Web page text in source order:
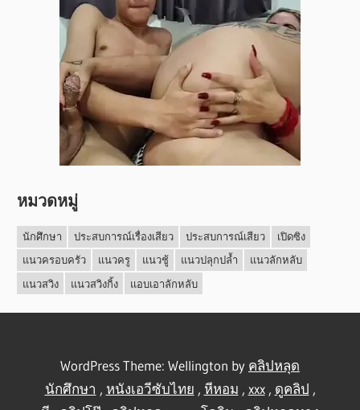
หมวดหมู่
นักศึกษา ประสบการณ์เรื่องเสียว ประสบการณ์เสียว
เปิดซิง
แนวครอบครัว
แนวครู แนวชู้ แนวปลุกปล้ำ
แนวลักหลับ
แนวสวิง
แนวสวิงกิ้ง แอบเอาลักหลับ
WordPress Theme: Wellington by คลิปหลุด
นักศึกษา , หนังเอวีซับไทย , หีหอม , xxx, ดูคลิป ,